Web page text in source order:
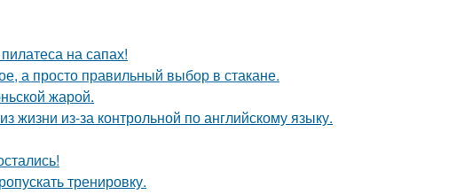
на сапах!
а просто правильный выбор в стакане.
жарой.
жизни из-за контрольной по английскому языку.
тренировку.